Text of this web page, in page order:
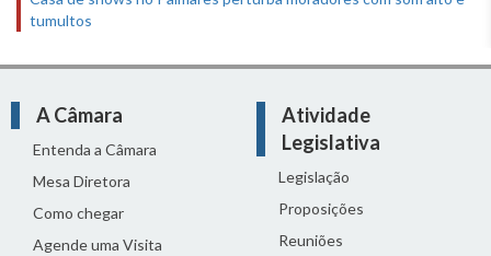
tumultos
A Câmara
Entenda a Câmara
Mesa Diretora
Como chegar
Agende uma Visita
Atividade
Legislativa
Legislação
Proposições
Reuniões